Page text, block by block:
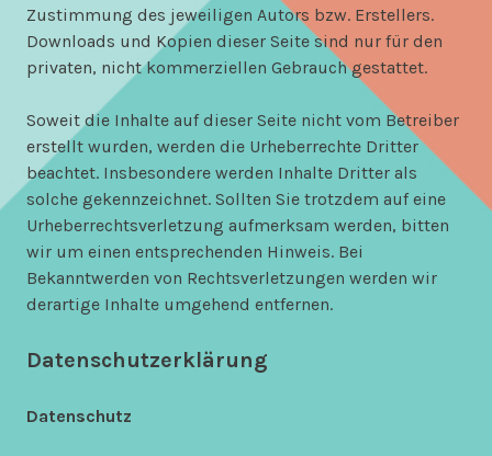
Zustimmung des jeweiligen Autors bzw. Erstellers.
Downloads und Kopien dieser Seite sind nur für den
privaten, nicht kommerziellen Gebrauch gestattet.
Soweit die Inhalte auf dieser Seite nicht vom Betreiber
erstellt wurden, werden die Urheberrechte Dritter
beachtet. Insbesondere werden Inhalte Dritter als
solche gekennzeichnet. Sollten Sie trotzdem auf eine
Urheberrechtsverletzung aufmerksam werden, bitten
wir um einen entsprechenden Hinweis. Bei
Bekanntwerden von Rechtsverletzungen werden wir
derartige Inhalte umgehend entfernen.
Datenschutzerklärung
Datenschutz